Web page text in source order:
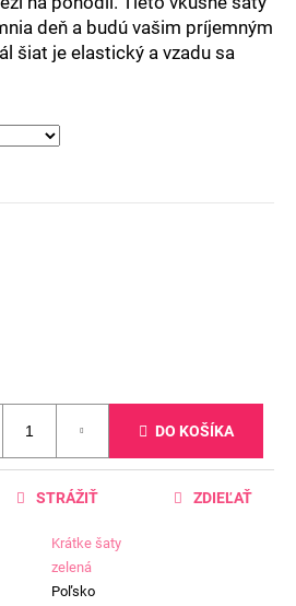
deň a budú vašim príjemným
šiat je elastický a vzadu sa
DO KOŠÍKA
Krátke šaty
zelená
Poľsko
STRÁŽIŤ ZDIEĽAŤ